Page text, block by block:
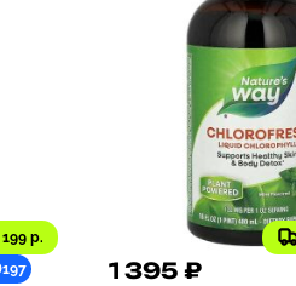
р.
197 1 395 ₽